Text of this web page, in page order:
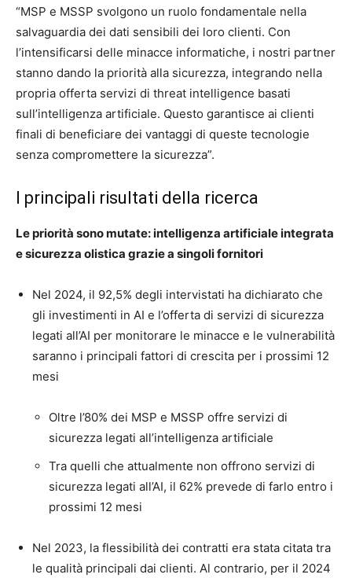
“MSP e MSSP svolgono un ruolo fondamentale nella
salvaguardia dei dati sensibili dei loro clienti. Con
l’intensificarsi delle minacce informatiche, i nostri partner
stanno dando la priorità alla sicurezza, integrando nella
propria offerta servizi di threat intelligence basati
sull’intelligenza artificiale. Questo garantisce ai clienti
finali di beneficiare dei vantaggi di queste tecnologie
senza compromettere la sicurezza”.
I principali risultati della ricerca
Le priorità sono mutate: intelligenza artificiale integrata
e sicurezza olistica grazie a singoli fornitori
Nel 2024, il 92,5% degli intervistati ha dichiarato che
gli investimenti in AI e l’offerta di servizi di sicurezza
legati all’AI per monitorare le minacce e le vulnerabilità
saranno i principali fattori di crescita per i prossimi 12
mesi
Oltre l’80% dei MSP e MSSP offre servizi di
sicurezza legati all’intelligenza artificiale
Tra quelli che attualmente non offrono servizi di
sicurezza legati all’AI, il 62% prevede di farlo entro i
prossimi 12 mesi
Nel 2023, la flessibilità dei contratti era stata citata tra
le qualità principali dai clienti. Al contrario, per il 2024